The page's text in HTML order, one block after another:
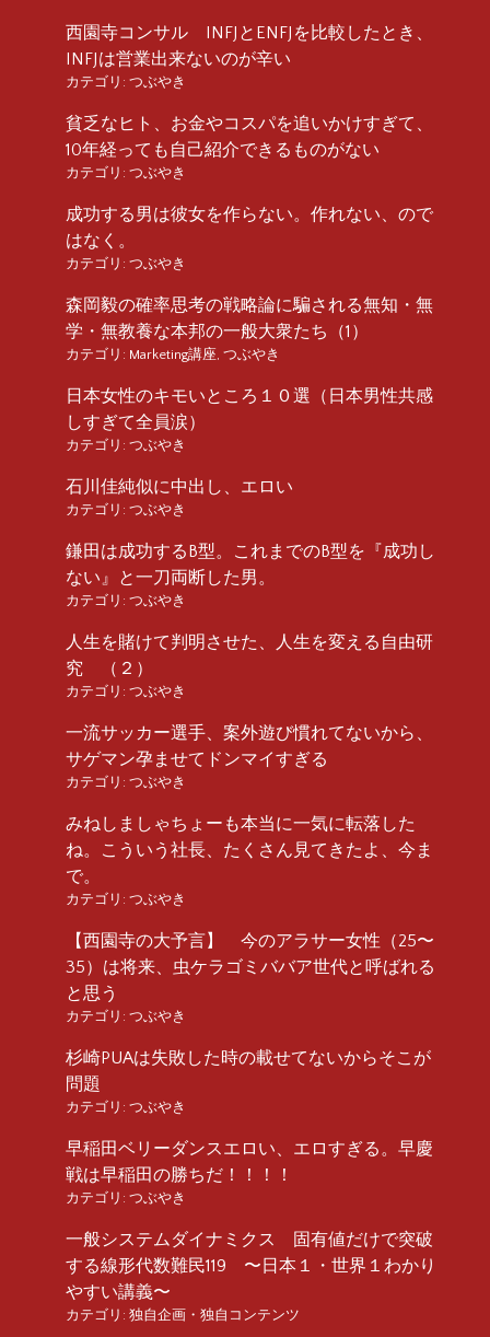
西園寺コンサル INFJとENFJを比較したとき、
INFJは営業出来ないのが辛い
カテゴリ: つぶやき
貧乏なヒト、お金やコスパを追いかけすぎて、
10年経っても自己紹介できるものがない
カテゴリ: つぶやき
成功する男は彼女を作らない。作れない、ので
はなく。
カテゴリ: つぶやき
森岡毅の確率思考の戦略論に騙される無知・無
学・無教養な本邦の一般大衆たち（1）
カテゴリ: Marketing講座 つぶやき
日本女性のキモいところ１０選（日本男性共感
しすぎて全員涙）
カテゴリ: つぶやき
石川佳純似に中出し、エロい
カテゴリ: つぶやき
鎌田は成功するB型。これまでのB型を『成功し
ない』と一刀両断した男。
カテゴリ: つぶやき
人生を賭けて判明させた、人生を変える自由研
究 （２）
カテゴリ: つぶやき
一流サッカー選手、案外遊び慣れてないから、
サゲマン孕ませてドンマイすぎる
カテゴリ: つぶやき
みねしましゃちょーも本当に一気に転落した
ね。こういう社長、たくさん見てきたよ、今ま
で。
カテゴリ: つぶやき
【西園寺の大予言】 今のアラサー女性（25〜
35）は将来、虫ケラゴミババア世代と呼ばれる
と思う
カテゴリ: つぶやき
杉崎PUAは失敗した時の載せてないからそこが
問題
カテゴリ: つぶやき
早稲田ベリーダンスエロい、エロすぎる。早慶
戦は早稲田の勝ちだ！！！！
カテゴリ: つぶやき
一般システムダイナミクス 固有値だけで突破
する線形代数難民119 〜日本１・世界１わかり
やすい講義〜
カテゴリ: 独自企画・独自コンテンツ